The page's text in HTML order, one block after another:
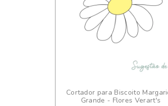
Cortador para Biscoito
Grande - Flores Verart's